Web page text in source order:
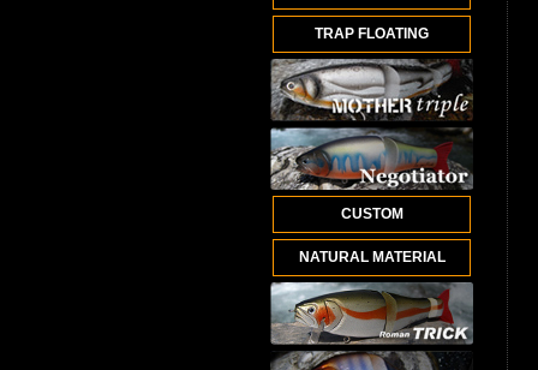
TRAP FLOATING
CUSTOM
NATURAL MATERIAL